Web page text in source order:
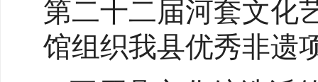
第二十二届河套文化
馆组织我县优秀非遗